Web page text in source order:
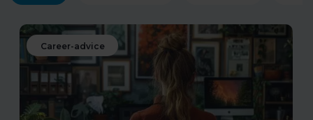
Career-advice